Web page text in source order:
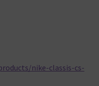
nike-classis-cs-